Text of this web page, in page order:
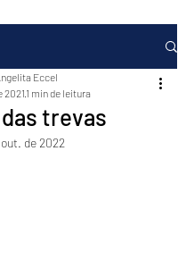
trevas
Eccel
2021 1 min de leitura
de 2022